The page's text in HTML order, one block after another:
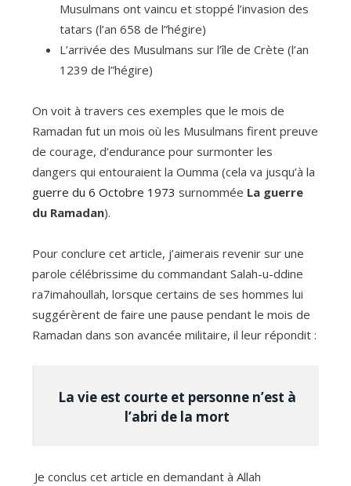
Musulmans ont vaincu et stoppé l’invasion des
tatars (l’an 658 de l”hégire)
L’arrivée des Musulmans sur l’île de Crète (l’an
1239 de l”hégire)
On voit à travers ces exemples que le mois de
Ramadan fut un mois où les Musulmans firent preuve
de courage, d’endurance pour surmonter les
dangers qui entouraient la Oumma (cela va jusqu’à la
guerre du 6 Octobre 1973 surnommée La guerre
du Ramadan).
Pour conclure cet article, j’aimerais revenir sur une
parole célébrissime du commandant Salah-u-ddine
ra7imahoullah, lorsque certains de ses hommes lui
suggérèrent de faire une pause pendant le mois de
Ramadan dans son avancée militaire, il leur répondit :
La vie est courte et personne n’est à
l’abri de la mort
Je conclus cet article en demandant à Allah